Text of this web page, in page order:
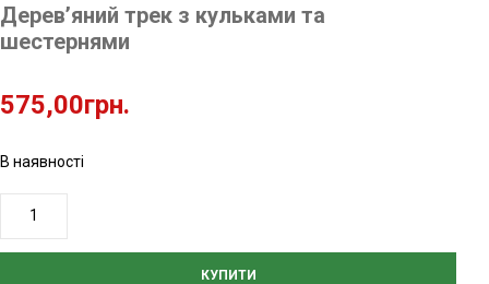
Дерев’яний трек з кульками та
шестернями
575,00грн.
В наявності
Дерев’яний
трек
КУПИТИ